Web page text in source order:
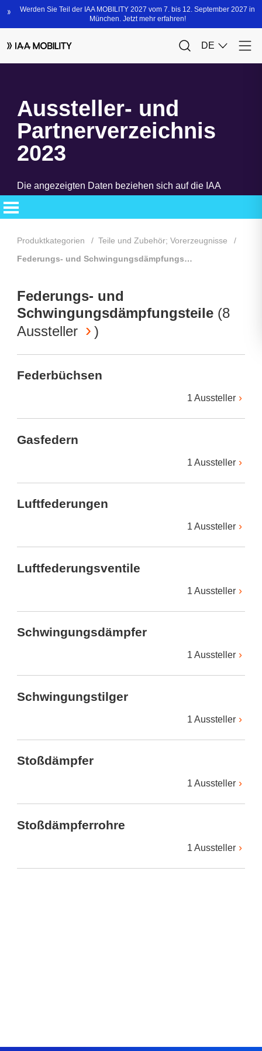
Aussteller- und
Partnerverzeichnis
2023
Die angezeigten Daten beziehen sich auf die IAA
MOBILITY 2023. Das neue Aussteller- und
Partnerverzeichnis steht Ihnen bald zur Verfügung.
Produktkategorien
Teile und Zubehör; Vorerzeugnisse
Federungs- und Schwingungsdämpfungsteile
Federungs- und
Schwingungsdämpfungsteile (8
Aussteller
)
Federbüchsen
1 Aussteller
Gasfedern
1 Aussteller
Luftfederungen
1 Aussteller
Luftfederungsventile
1 Aussteller
Schwingungsdämpfer
1 Aussteller
Schwingungstilger
1 Aussteller
Stoßdämpfer
1 Aussteller
Stoßdämpferrohre
1 Aussteller